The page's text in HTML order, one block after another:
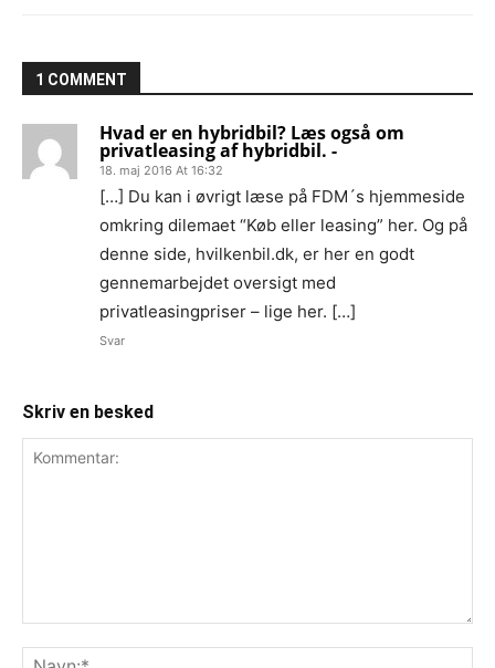
1 COMMENT
Hvad er en hybridbil? Læs også om
privatleasing af hybridbil. -
18. maj 2016 At 16:32
[…] Du kan i øvrigt læse på FDM´s hjemmeside
omkring dilemaet “Køb eller leasing” her. Og på
denne side, hvilkenbil.dk, er her en godt
gennemarbejdet oversigt med
privatleasingpriser – lige her. […]
Svar
Skriv en besked